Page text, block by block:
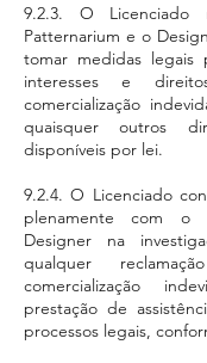
9.2.3. O Licenciado
Patternarium e o
tomar medidas legais
interesses e
comercialização
quaisquer outros
disponíveis por lei.
9.2.4. O Licenciado
plenamente com o
Designer na
qualquer
comercialização
prestação de
processos legais,